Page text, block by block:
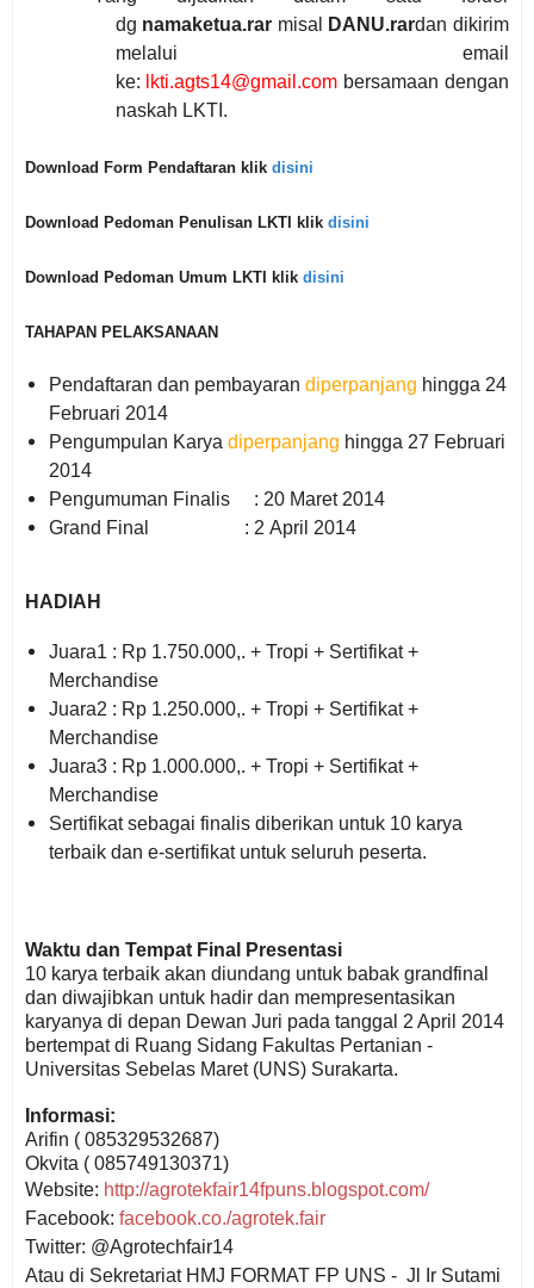
dg namaketua.rar misal DANU.rardan dikirim
melalui email
ke:
lkti.agts14@gmail.com bersamaan dengan
naskah LKTI.
Download Form Pendaftaran klik disini
Download Pedoman Penulisan LKTI klik disini
Download Pedoman Umum LKTI klik disini
TAHAPAN PELAKSANAAN
Pendaftaran dan pembayaran diperpanjang hingga 24
Februari 2014
Pengumpulan Karya diperpanjang hingga 27 Februari
2014
Pengumuman Finalis : 20 Maret 2014
Grand Final : 2 April 2014
HADIAH
Juara1 : Rp 1.750.000,. + Tropi + Sertifikat+
Merchandise
Juara2 : Rp 1.250.000,. + Tropi + Sertifikat+
Merchandise
Juara3 : Rp 1.000.000,. + Tropi + Sertifikat+
Merchandise
Sertifikat sebagai finalis diberikan untuk 10 karya
terbaik dan e-sertifikat untuk seluruh peserta.
Waktu dan Tempat Final Presentasi
10 karya terbaik akan diundang untuk babak grandfinal
dan diwajibkan untuk hadir dan mempresentasikan
karyanya di depan Dewan Juri pada tanggal 2 April 2014
bertempat di Ruang Sidang Fakultas Pertanian -
Universitas Sebelas Maret (UNS) Surakarta.
Informasi:
Arifin ( 085329532687)
Okvita ( 085749130371)
Website: http://agrotekfair14fpuns.blogspot.com/
Facebook: facebook.co./agrotek.fair
Twitter: @Agrotechfair14
Atau di Sekretariat HMJ FORMAT FP UNS - Jl Ir Sutami